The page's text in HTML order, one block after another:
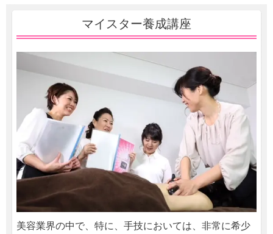
マイスター養成講座
美容業界の中で、特に、手技においては、非常に希少